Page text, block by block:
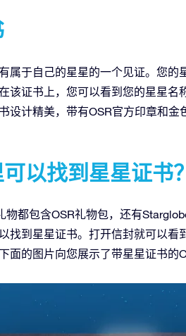
属于自己的星星的一个见证。您
该证书上，您可以看到您的星星
设计精美，带有OSR官方印章和
以找到星星证书
物都包含OSR礼物包，还有
找到星星证书。打开信封就可以
面的图片向您展示了带星星证书的